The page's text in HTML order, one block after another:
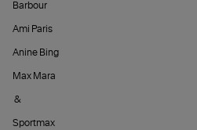
Barbour
Ami Paris
Anine Bing
Max Mara
&
Sportmax